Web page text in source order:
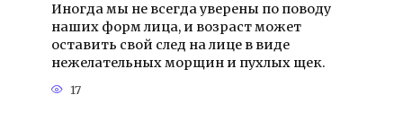
Иногда мы не всегда уверены по поводу
наших форм лица, и возраст может
оставить свой след на лице в виде
нежелательных морщин и пухлых щек.
17